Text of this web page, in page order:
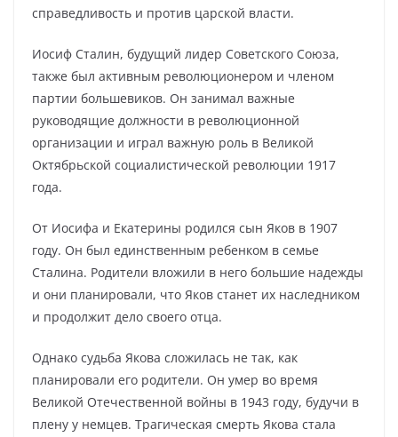
справедливость и против царской власти.
Иосиф Сталин, будущий лидер Советского Союза,
также был активным революционером и членом
партии большевиков. Он занимал важные
руководящие должности в революционной
организации и играл важную роль в Великой
Октябрьской социалистической революции 1917
года.
От Иосифа и Екатерины родился сын Яков в 1907
году. Он был единственным ребенком в семье
Сталина. Родители вложили в него большие надежды
и они планировали, что Яков станет их наследником
и продолжит дело своего отца.
Однако судьба Якова сложилась не так, как
планировали его родители. Он умер во время
Великой Отечественной войны в 1943 году, будучи в
плену у немцев. Трагическая смерть Якова стала